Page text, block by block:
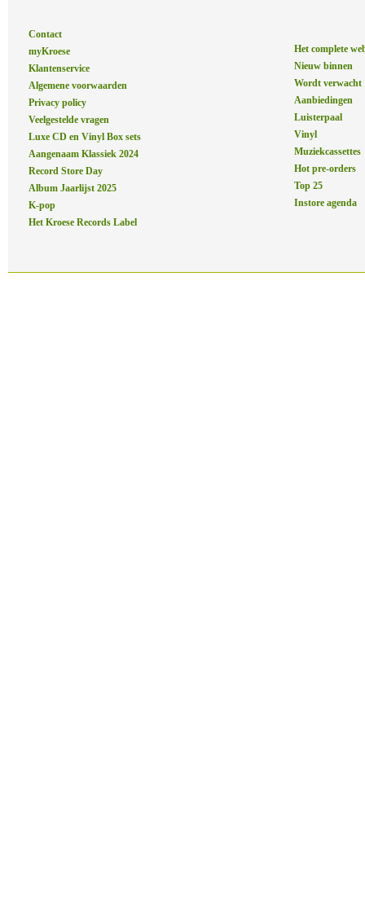
Contact
myKroese
Klantenservice
Algemene voorwaarden
Privacy policy
Veelgestelde vragen
Luxe CD en Vinyl Box sets
Aangenaam Klassiek 2024
Record Store Day
Album Jaarlijst 2025
K-pop
Het Kroese Records Label
Het complete
Nieuw binnen
Wordt verwacht
Aanbiedingen
Luisterpaal
Vinyl
Muziekcassettes
Hot pre-orders
Top 25
Instore agenda